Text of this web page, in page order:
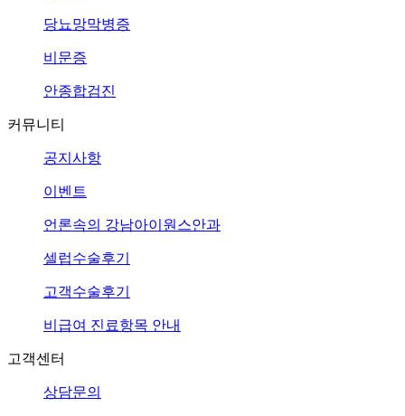
당뇨망막병증
비문증
안종합검진
커뮤니티
공지사항
이벤트
언론속의 강남아이원스안과
셀럽수술후기
고객수술후기
비급여 진료항목 안내
고객센터
상담문의